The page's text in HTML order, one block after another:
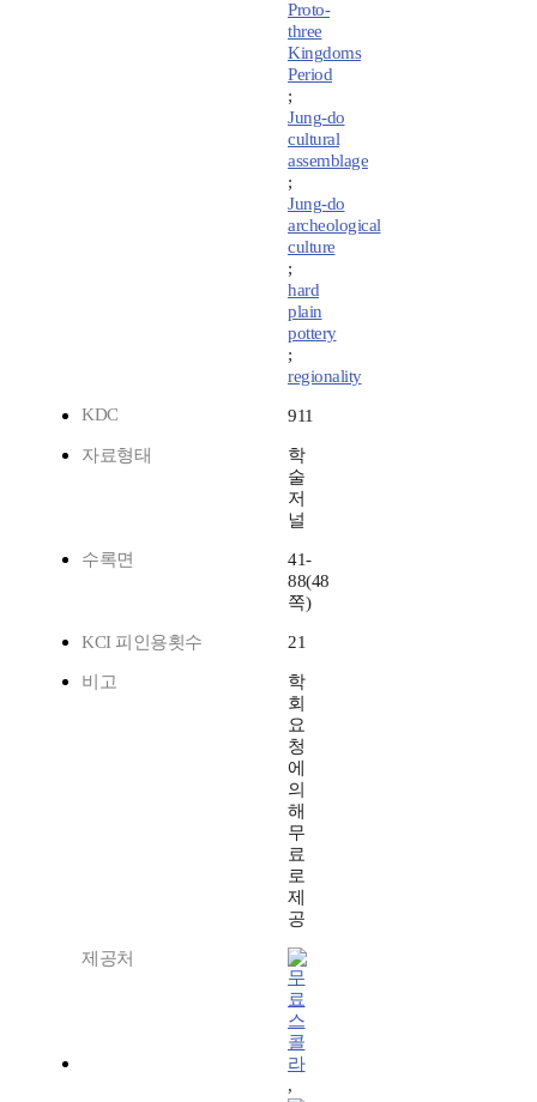
Proto-
three
Kingdoms
Period
;
Jung-do
cultural
assemblage
;
Jung-do
archeological
culture
;
hard
plain
pottery
;
regionality
KDC
911
자료형태
학
술
저
널
수록면
41-
88(48
쪽)
KCI 피인용횟수 21
비고
학
회
요
청
에
의
해
무
료
로
제
공
제공처
스
콜
라
,